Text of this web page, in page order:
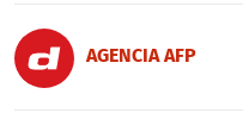
AGENCIA AFP